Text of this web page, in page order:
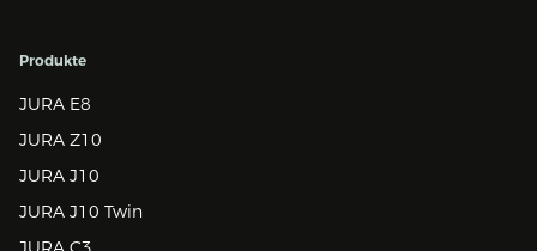
Produkte
JURA E8
JURA Z10
JURA J10
JURA J10 Twin